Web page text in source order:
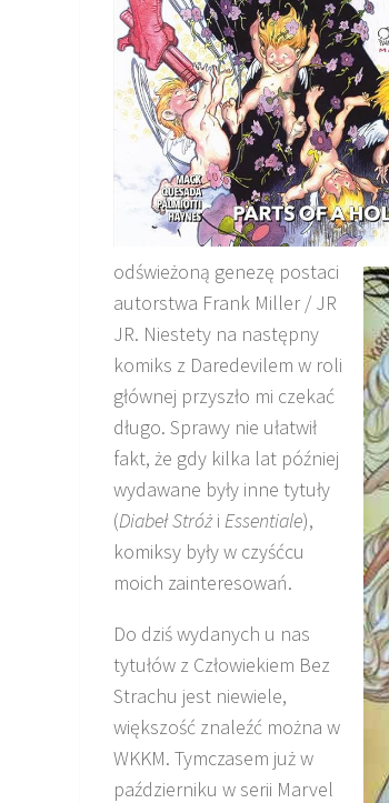
odświeżoną genezę postaci
autorstwa Frank Miller / JR
JR. Niestety na następny
komiks z Daredevilem w roli
głównej przyszło mi czekać
długo. Sprawy nie ułatwił
fakt, że gdy kilka lat później
wydawane były inne tytuły
(Diabeł Stróżi Essentiale),
komiksy były w czyśćcu
moich zainteresowań.
Do dziś wydanych u nas
tytułów z Człowiekiem Bez
Strachu jest niewiele,
większość znaleźć można w
WKKM. Tymczasem już w
październiku w serii Marvel